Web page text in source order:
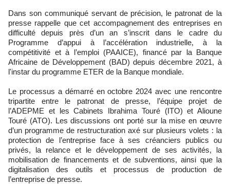
Dans son communiqué servant de précision, le patronat de la
presse rappelle que cet accompagnement des entreprises en
difficulté depuis près d’un an s’inscrit dans le cadre du
Programme d’appui à l’accélération industrielle, à la
compétitivité et à l’emploi (PAAICE), financé par la Banque
Africaine de Développement (BAD) depuis décembre 2021, à
l'instar du programme ETER de la Banque mondiale.
Le processus a démarré en octobre 2024 avec une rencontre
tripartite entre le patronat de presse, l’équipe projet de
l’ADEPME et les Cabinets Ibrahima Touré (ITO) et Alioune
Touré (ATO). Les discussions ont porté sur la mise en œuvre
d’un programme de restructuration axé sur plusieurs volets : la
protection de l’entreprise face à ses créanciers publics ou
privés, la relance et le développement de ses activités, la
mobilisation de financements et de subventions, ainsi que la
digitalisation des outils et processus de production de
l’entreprise de presse.